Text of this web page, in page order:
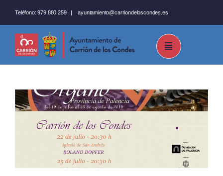
al
contenido
Teléfono: 979 880 259 |ayuntamiento@carriondeloscondes.es